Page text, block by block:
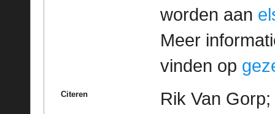
worden aan
Meer
vinden op
Citeren
Rik Van